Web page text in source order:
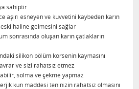
sahiptir
aşırı esneyen ve kuvvetini kaybeden karın
eski haline gelmesini sağlar
sonrasında oluşan karın çatlaklarını
silikon bölüm korsenin kaymasını
ve sizi rahatsız etmez
solma ve çekme yapmaz
kun maddesi teninizin rahatsız olmasını